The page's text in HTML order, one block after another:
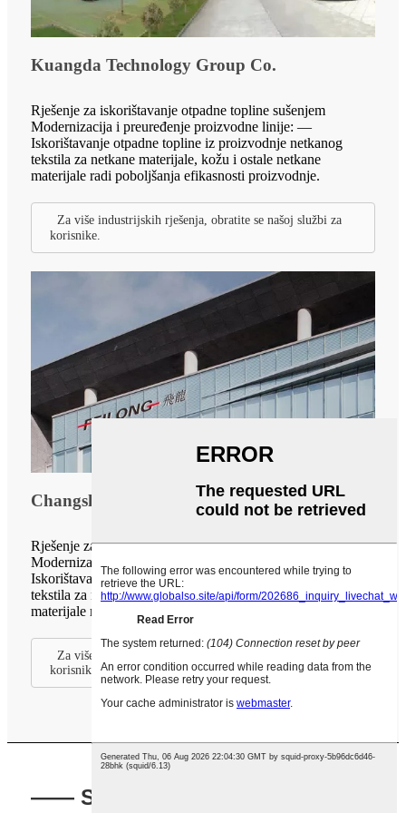
Kuangda Technology Group Co.
Rješenje za iskorištavanje otpadne topline sušenjem
Modernizacija i preuređenje proizvodne linije: —
Iskorištavanje otpadne topline iz proizvodnje netkanog
tekstila za netkane materijale, kožu i ostale netkane
materijale radi poboljšanja efikasnosti proizvodnje.
Za više industrijskih rješenja, obratite se našoj službi za
korisnike.
Changshu Feilong Nonwoven Machinery Co.
Rješenje za iskorištavanje otpadne topline sušenjem
Modernizacija i preuređenje proizvodne linije: —
Iskorištavanje otpadne topline iz proizvodnje netkanog
tekstila za netkane materijale, kožu i ostale netkane
materijale radi poboljšanja efikasnosti proizvodnje.
Za više industrijskih rješenja, obratite se našoj službi za
korisnike.
—— Sajam butičnih proizvoda za